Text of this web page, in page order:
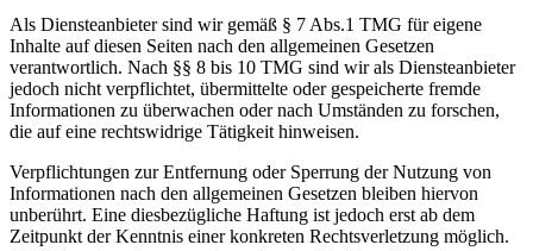
Als Diensteanbieter sind wir gemäß § 7 Abs.1 TMG für eigene
Inhalte auf diesen Seiten nach den allgemeinen Gesetzen
verantwortlich. Nach §§ 8 bis 10 TMG sind wir als Diensteanbieter
jedoch nicht verpflichtet, übermittelte oder gespeicherte fremde
Informationen zu überwachen oder nach Umständen zu forschen,
die auf eine rechtswidrige Tätigkeit hinweisen.
Verpflichtungen zur Entfernung oder Sperrung der Nutzung von
Informationen nach den allgemeinen Gesetzen bleiben hiervon
unberührt. Eine diesbezügliche Haftung ist jedoch erst ab dem
Zeitpunkt der Kenntnis einer konkreten Rechtsverletzung möglich.